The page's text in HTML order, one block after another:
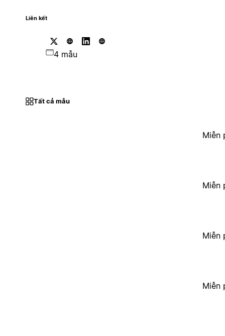
Liên kết
4 mẫu
Tất cả mẫu
Miễn
Miễn
Miễn
Miễn